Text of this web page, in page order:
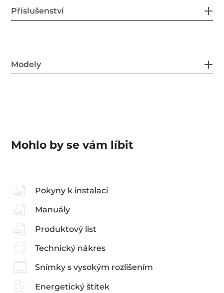
Příslušenství
Modely
Mohlo by se vám líbit
Pokyny k instalaci
Manuály
Produktový list
Technický nákres
Snímky s vysokým rozlišením
Energetický štítek